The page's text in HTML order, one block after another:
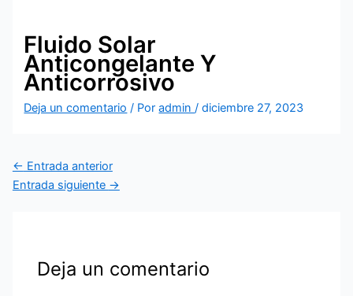
Fluido Solar
Anticongelante Y
Anticorrosivo
Deja un comentario / Poradmin/diciembre 27, 2023
← Entrada anterior
Entrada siguiente →
Deja un comentario